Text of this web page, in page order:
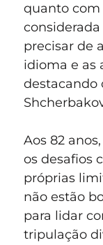
quanto com
precisar de
idioma e as
destacando
Aos 82
os desafios
próprias
não estão
para lidar
tripulação